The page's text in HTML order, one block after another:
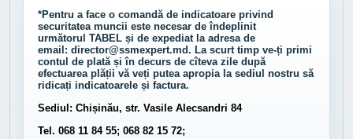
*Pentru a face o comandă de indicatoare privind
securitatea muncii este necesar de îndeplinit
următorul TABEL și de expediat la adresa de
email: director@ssmexpert.md. La scurt timp ve-ți primi
contul de plată și în decurs de cîteva zile după
efectuarea plății vă veți putea apropia la sediul nostru să
ridicați indicatoarele și factura.
Sediul: Chișinău, str. Vasile Alecsandri 84
Tel. 068 11 84 55; 068 82 15 72;